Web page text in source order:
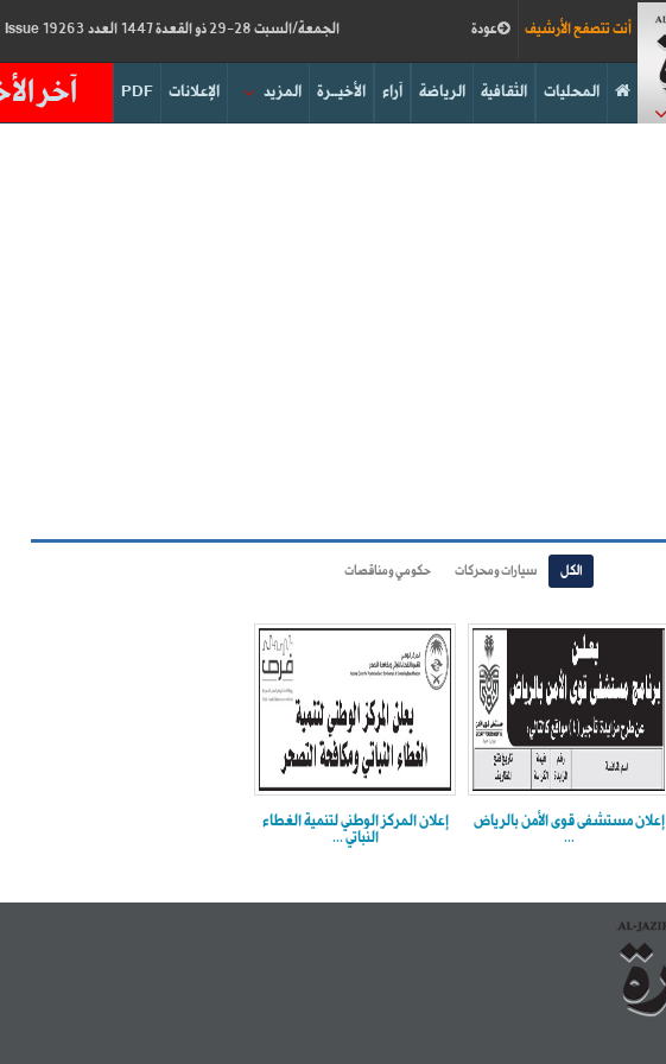
الجمعة/السبت 28-29 ذو القعدة 1447 العدد 19263 Issue عودة أنت تتصفح الأرشيف
آخر PDF الإعلانات المزيد الأخيــرة آراء الرياضة الثقافية المحليات
الكل سيارات ومحركات حكومي ومناقصات
إعلان مستشفى قوى الأمن بالرياض
...
إعلان المركز الوطني لتنمية الغطاء
النباتي ...